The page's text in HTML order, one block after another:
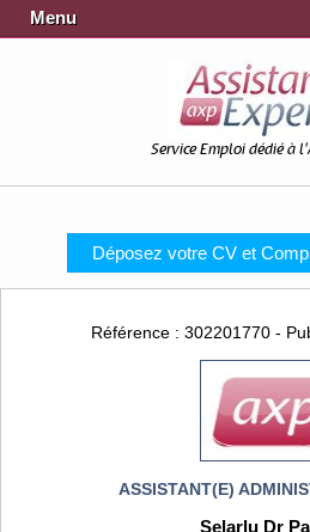
Menu
Service Emploi dédié à
Déposez votre CV et
Référence : 302201770 -
ASSISTANT(E)
Selarlu Dr